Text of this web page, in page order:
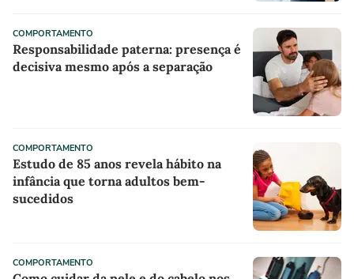
COMPORTAMENTO
Responsabilidade paterna: presença é
decisiva mesmo após a separação
COMPORTAMENTO
Estudo de 85 anos revela hábito na
infância que torna adultos bem-
sucedidos
COMPORTAMENTO